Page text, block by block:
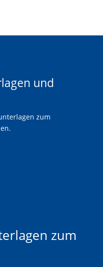
und
zum
zum